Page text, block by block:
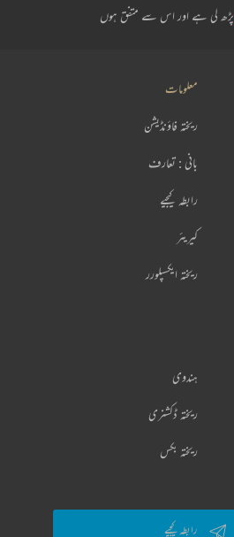
پڑھ لی ہے اور اس سے متفق ہوں
معلومات
ریختہ فاؤنڈیشن
بانی : تعارف
رابطہ کیجیے
کیریئر
ریختہ ایکسپلورر
ہندوی
ریختہ ڈکشنری
ریختہ بکس
رابطہ کیجیے